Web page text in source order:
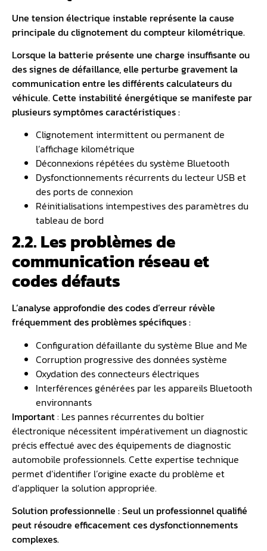
Une tension électrique instable représente la cause
principale du clignotement du compteur kilométrique.
Lorsque la batterie présente une charge insuffisante ou
des signes de défaillance, elle perturbe gravement la
communication entre les différents calculateurs du
véhicule. Cette instabilité énergétique se manifeste par
plusieurs symptômes caractéristiques :
Clignotement intermittent ou permanent de
l’affichage kilométrique
Déconnexions répétées du système Bluetooth
Dysfonctionnements récurrents du lecteur USB et
des ports de connexion
Réinitialisations intempestives des paramètres du
tableau de bord
2.2. Les problèmes de
communication réseau et
codes défauts
L’analyse approfondie des codes d’erreur révèle
fréquemment des problèmes spécifiques :
Configuration défaillante du système Blue and Me
Corruption progressive des données système
Oxydation des connecteurs électriques
Interférences générées par les appareils Bluetooth
environnants
Important: Les pannes récurrentes du boîtier
électronique nécessitent impérativement un diagnostic
précis effectué avec des équipements de diagnostic
automobile professionnels. Cette expertise technique
permet d’identifier l’origine exacte du problème et
d’appliquer la solution appropriée.
Solution professionnelle : Seul un professionnel qualifié
peut résoudre efficacement ces dysfonctionnements
complexes.